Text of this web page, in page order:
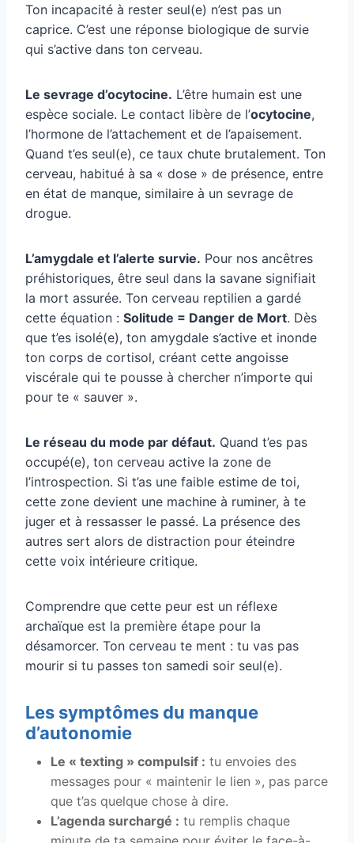
Ton incapacité à rester seul(e) n’est pas un
caprice. C’est une réponse biologique de survie
qui s’active dans ton cerveau.
Le sevrage d’ocytocine. L’être humain est une
espèce sociale. Le contact libère de l’ocytocine,
l’hormone de l’attachement et de l’apaisement.
Quand t’es seul(e), ce taux chute brutalement. Ton
cerveau, habitué à sa « dose » de présence, entre
en état de manque, similaire à un sevrage de
drogue.
L’amygdale et l’alerte survie. Pour nos ancêtres
préhistoriques, être seul dans la savane signifiait
la mort assurée. Ton cerveau reptilien a gardé
cette équation : Solitude = Danger de Mort. Dès
que t’es isolé(e), ton amygdale s’active et inonde
ton corps de cortisol, créant cette angoisse
viscérale qui te pousse à chercher n’importe qui
pour te « sauver ».
Le réseau du mode par défaut. Quand t’es pas
occupé(e), ton cerveau active la zone de
l’introspection. Si t’as une faible estime de toi,
cette zone devient une machine à ruminer, à te
juger et à ressasser le passé. La présence des
autres sert alors de distraction pour éteindre
cette voix intérieure critique.
Comprendre que cette peur est un réflexe
archaïque est la première étape pour la
désamorcer. Ton cerveau te ment : tu vas pas
mourir si tu passes ton samedi soir seul(e).
Les symptômes du manque
d’autonomie
Le « texting » compulsif : tu envoies des
messages pour « maintenir le lien », pas parce
que t’as quelque chose à dire.
L’agenda surchargé : tu remplis chaque